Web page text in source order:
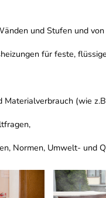
und Stufen und
für feste,
(wie
Normen, Umwelt- und